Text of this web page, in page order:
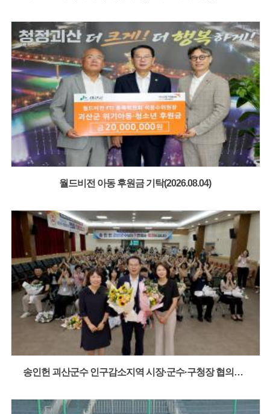
월드비전 아동 후원금 기탁(2026.08.04)
송인헌 괴산군수 인구감소지역 시장·군수·구청장 협의회 3선연임(2026.08.09)